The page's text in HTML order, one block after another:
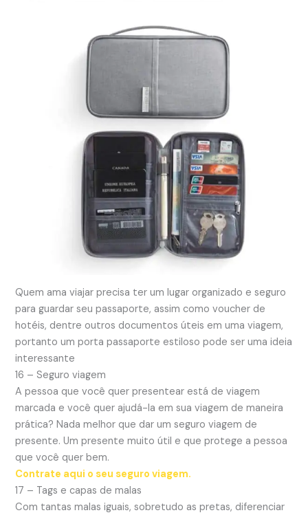
Quem ama viajar precisa ter um lugar organizado e seguro
para guardar seu passaporte, assim como voucher de
hotéis, dentre outros documentos úteis em uma viagem,
portanto um porta passaporte estiloso pode ser uma ideia
interessante
16 – Seguro viagem
A pessoa que você quer presentear está de viagem
marcada e você quer ajudá-la em sua viagem de maneira
prática? Nada melhor que dar um seguro viagem de
presente. Um presente muito útil e que protege a pessoa
que você quer bem.
Contrate aqui o seu seguro viagem.
17 – Tags e capas de malas
Com tantas malas iguais, sobretudo as pretas, diferenciar